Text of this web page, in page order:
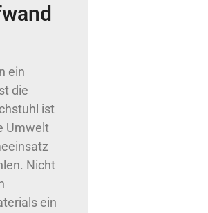
ein
die
ist
Umwelt
Nicht
ein